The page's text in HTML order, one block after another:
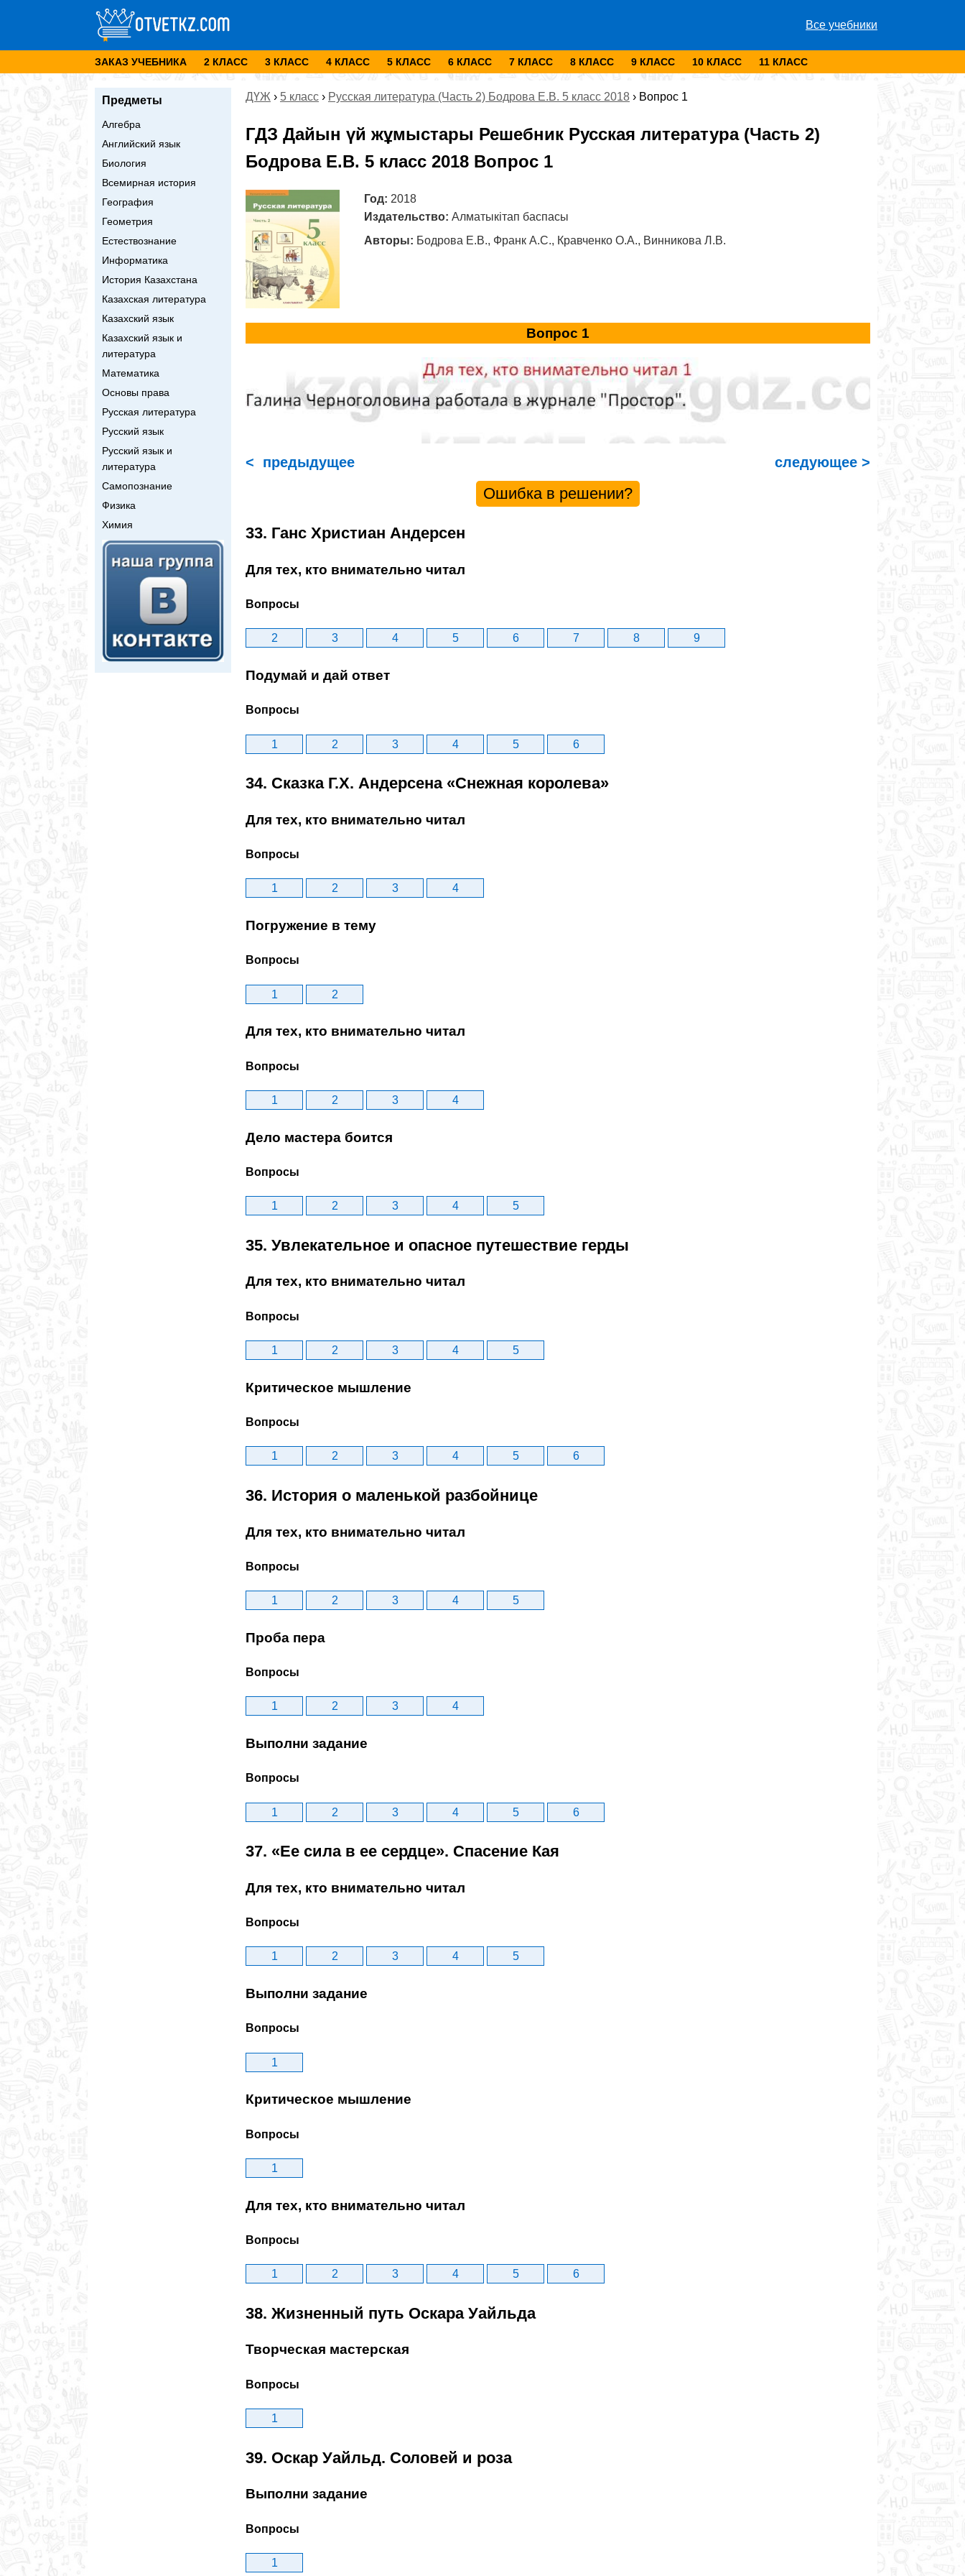
Все учебники
ЗАКАЗ УЧЕБНИКА 2 КЛАСС 3 КЛАСС 4 КЛАСС 5 КЛАСС 6 КЛАСС 7 КЛАСС 8 КЛАСС 9 КЛАСС 10 КЛАСС 11 КЛАСС
Предметы
Алгебра
Английский язык
Биология
Всемирная история
География
Геометрия
Естествознание
Информатика
История Казахстана
Казахская литература
Казахский язык
Казахский язык и
литература
Математика
Основы права
Русская литература
Русский язык
Русский язык и
литература
Самопознание
Физика
Химия
ДҮЖ › 5 класс › Русская литература (Часть 2) Бодрова Е.В. 5 класс 2018 › Вопрос 1
ГДЗ Дайын үй жұмыстары Решебник Русская литература (Часть 2)
Бодрова Е.В. 5 класс 2018 Вопрос 1
Год: 2018
Издательство: Алматыкітап баспасы
Авторы: Бодрова Е.В., Франк А.С., Кравченко О.А., Винникова Л.В.
Вопрос 1
< предыдущее следующее >
Ошибка в решении?
33. Ганс Христиан Андерсен
Для тех, кто внимательно читал
Вопросы
2 3 4 5 6 7 8 9
Подумай и дай ответ
Вопросы
1 2 3 4 5 6
34. Сказка Г.Х. Андерсена «Снежная королева»
Для тех, кто внимательно читал
Вопросы
1 2 3 4
Погружение в тему
Вопросы
1 2
Для тех, кто внимательно читал
Вопросы
1 2 3 4
Дело мастера боится
Вопросы
1 2 3 4 5
35. Увлекательное и опасное путешествие герды
Для тех, кто внимательно читал
Вопросы
1 2 3 4 5
Критическое мышление
Вопросы
1 2 3 4 5 6
36. История о маленькой разбойнице
Для тех, кто внимательно читал
Вопросы
1 2 3 4 5
Проба пера
Вопросы
1 2 3 4
Выполни задание
Вопросы
1 2 3 4 5 6
37. «Ее сила в ее сердце». Спасение Кая
Для тех, кто внимательно читал
Вопросы
1 2 3 4 5
Выполни задание
Вопросы
1
Критическое мышление
Вопросы
1
Для тех, кто внимательно читал
Вопросы
1 2 3 4 5 6
38. Жизненный путь Оскара Уайльда
Творческая мастерская
Вопросы
1
39. Оскар Уайльд. Соловей и роза
Выполни задание
Вопросы
1